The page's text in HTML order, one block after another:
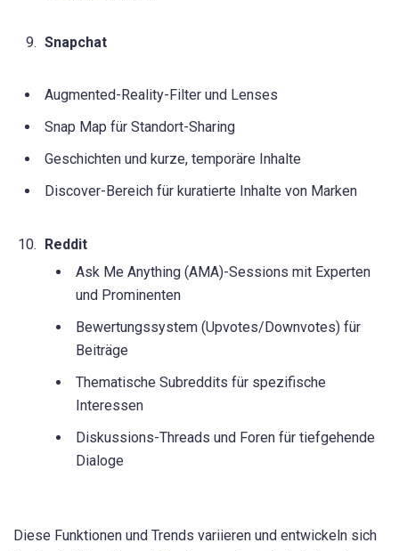
Snapchat
Augmented-Reality-Filter und Lenses
Snap Map für Standort-Sharing
Geschichten und kurze, temporäre Inhalte
Discover-Bereich für kuratierte Inhalte von Marken
Reddit
Ask Me Anything (AMA)-Sessions mit Experten
und Prominenten
Bewertungssystem (Upvotes/Downvotes) für
Beiträge
Thematische Subreddits für spezifische
Interessen
Diskussions-Threads und Foren für tiefgehende
Dialoge
Diese Funktionen und Trends variieren und entwickeln sich